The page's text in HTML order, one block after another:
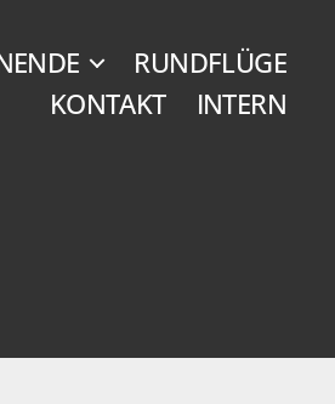
RUNDFLÜGE
KONTAKT
INTERN